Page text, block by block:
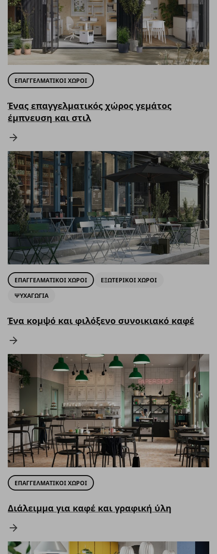
ΕΠΑΓΓΕΛΜΑΤΙΚΟΙ ΧΩΡΟΙ
Ένας επαγγελματικός χώρος γεμάτος
έμπνευση και στιλ
ΕΠΑΓΓΕΛΜΑΤΙΚΟΙ ΧΩΡΟΙ
ΕΞΩΤΕΡΙΚΟΙ ΧΩΡΟΙ
ΨΥΧΑΓΩΓΙΑ
Ένα κομψό και φιλόξενο συνοικιακό καφέ
ΕΠΑΓΓΕΛΜΑΤΙΚΟΙ ΧΩΡΟΙ
Διάλειμμα για καφέ και γραφική ύλη